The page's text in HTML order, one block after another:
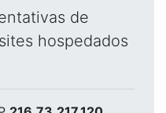
de
hospedados